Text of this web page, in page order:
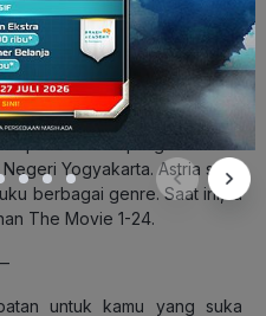
Kosmos
pendidikan program studi
Yogyakarta. Astria suka
berbagai genre. Saat ini, ia
The Movie 1-24.
untuk kamu yang suka